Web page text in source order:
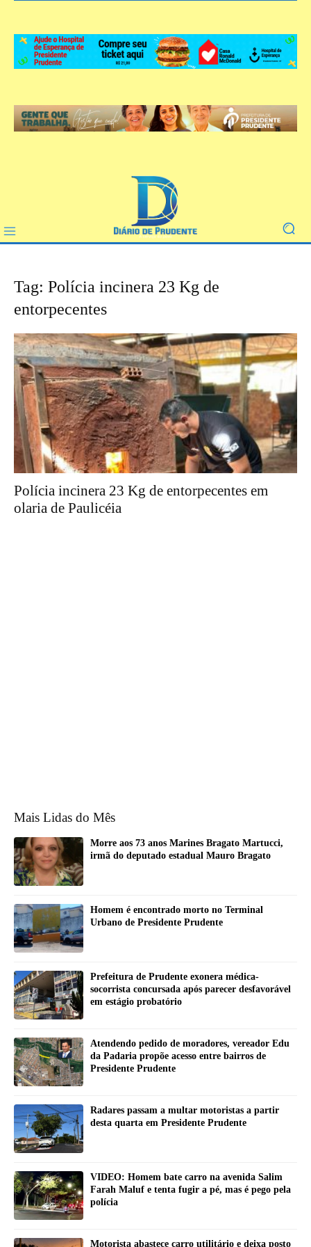
Tag: Polícia incinera 23 Kg de
entorpecentes
Polícia incinera 23 Kg de entorpecentes em
olaria de Paulicéia
Mais Lidas do Mês
Morre aos 73 anos Marines Bragato Martucci,
irmã do deputado estadual Mauro Bragato
Homem é encontrado morto no Terminal
Urbano de Presidente Prudente
Prefeitura de Prudente exonera médica-
socorrista concursada após parecer desfavorável
em estágio probatório
Atendendo pedido de moradores, vereador Edu
da Padaria propõe acesso entre bairros de
Presidente Prudente
Radares passam a multar motoristas a partir
desta quarta em Presidente Prudente
VIDEO: Homem bate carro na avenida Salim
Farah Maluf e tenta fugir a pé, mas é pego pela
polícia
Motorista abastece carro utilitário e deixa posto